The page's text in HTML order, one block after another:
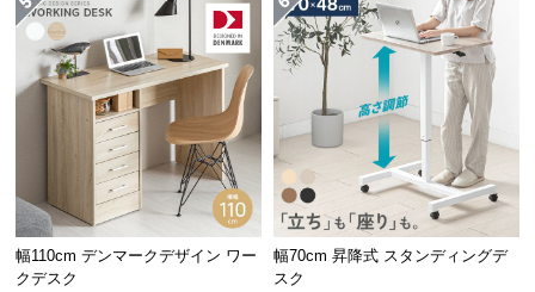
開
梱
設
ス
に
つ
幅110cm デンマークデザイン ワー
クデスク
幅70cm 昇降式 スタンディングデ
スク